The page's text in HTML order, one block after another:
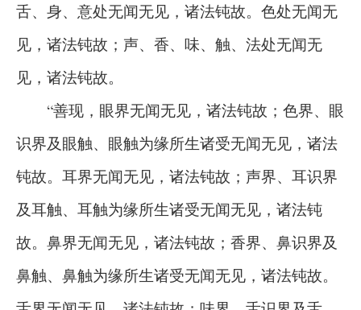
舌、身、意处无闻无见，诸法钝故。色处无闻无
见，诸法钝故；声、香、味、触、法处无闻无
见，诸法钝故。
“善现，眼界无闻无见，诸法钝故；色界、眼
识界及眼触、眼触为缘所生诸受无闻无见，诸法
钝故。耳界无闻无见，诸法钝故；声界、耳识界
及耳触、耳触为缘所生诸受无闻无见，诸法钝
故。鼻界无闻无见，诸法钝故；香界、鼻识界及
鼻触、鼻触为缘所生诸受无闻无见，诸法钝故。